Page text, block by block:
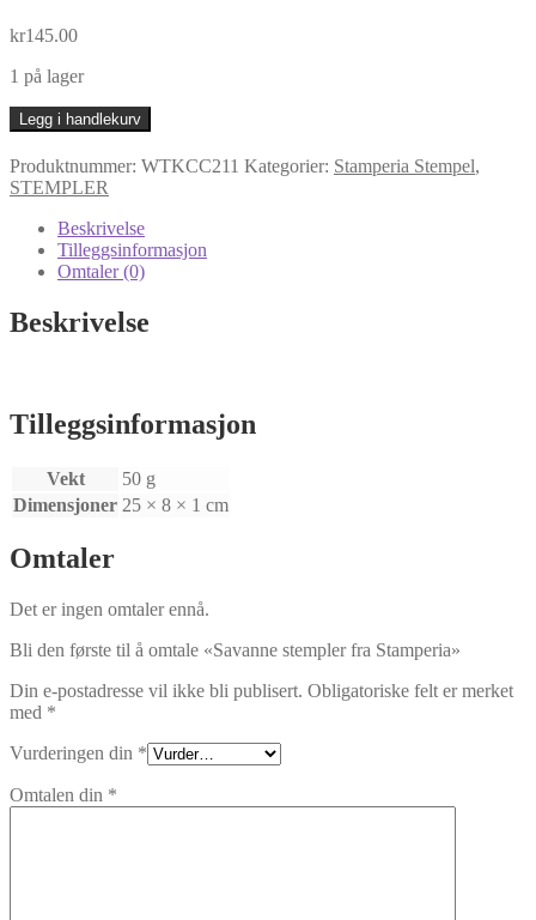
kr145.00
1 på lager
Savanne
stempler
fra
Stamperia
antall
Legg i handlekurv
Produktnummer: WTKCC211 Kategorier: Stamperia Stempel,
STEMPLER
Beskrivelse
Tilleggsinformasjon
Omtaler (0)
Beskrivelse
Tilleggsinformasjon
Vekt
50 g
Dimensjoner 25 × 8 × 1 cm
Omtaler
Det er ingen omtaler ennå.
Bli den første til å omtale «Savanne stempler fra Stamperia»
Din e-postadresse vil ikke bli publisert. Obligatoriske felt er merket
med *
Vurderingen din *
Omtalen din *